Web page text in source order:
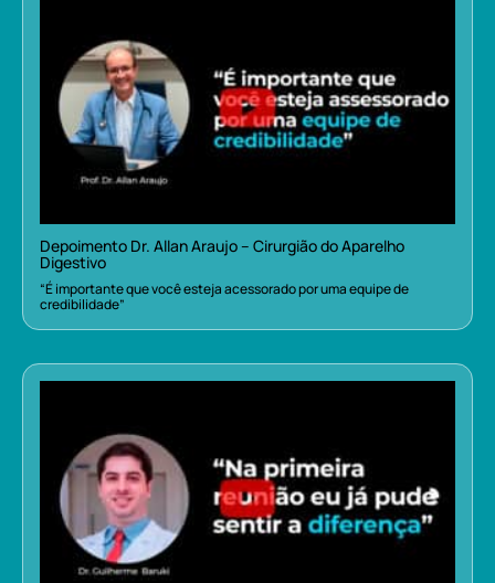
Depoimento Dr. Allan Araujo – Cirurgião do Aparelho
Digestivo
“É importante que você esteja acessorado por uma equipe de
credibilidade”